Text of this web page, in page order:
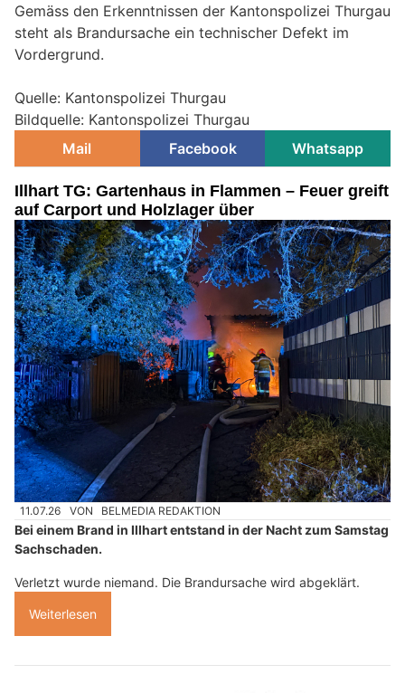
Gemäss den Erkenntnissen der Kantonspolizei Thurgau
steht als Brandursache ein technischer Defekt im
Vordergrund.
Quelle: Kantonspolizei Thurgau
Bildquelle: Kantonspolizei Thurgau
Mail
Facebook Whatsapp
Illhart TG: Gartenhaus in Flammen – Feuer greift
auf Carport und Holzlager über
11.07.26 VON BELMEDIA REDAKTION
Bei einem Brand in Illhart entstand in der Nacht zum Samstag
Sachschaden.
Verletzt wurde niemand. Die Brandursache wird abgeklärt.
Weiterlesen